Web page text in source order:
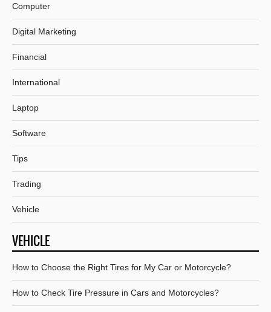
Computer
Digital Marketing
Financial
International
Laptop
Software
Tips
Trading
Vehicle
VEHICLE
How to Choose the Right Tires for My Car or Motorcycle?
How to Check Tire Pressure in Cars and Motorcycles?